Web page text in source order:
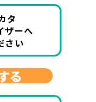
タ
ザーへ
さい
る